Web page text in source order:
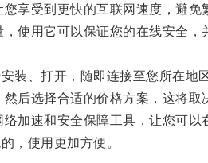
受到更快的互联网速度，避免
用它可以保证您的在线安全，
、打开，随即连接至您所在地
选择合适的价格方案，这将取
速和安全保障工具，让您可以
使用更加方便。